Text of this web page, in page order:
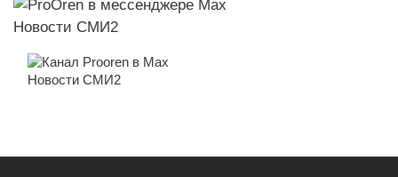
Новости СМИ2
Новости СМИ2